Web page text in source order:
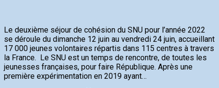
Le deuxième séjour de cohésion du SNU pour l’année 2022
se déroule du dimanche 12 juin au vendredi 24 juin, accueillant
17 000 jeunes volontaires répartis dans 115 centres à travers
la France. Le SNU est un temps de rencontre, de toutes les
jeunesses françaises, pour faire République. Après une
première expérimentation en 2019 ayant…